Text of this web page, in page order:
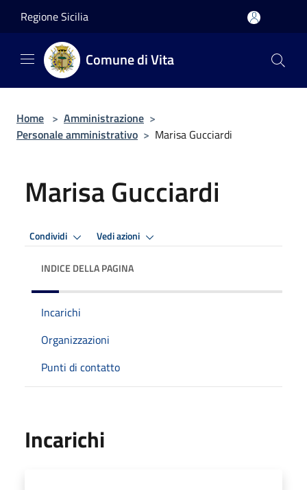
Regione Sicilia
Comune di Vita
Home > Amministrazione >
Personale amministrativo > Marisa Gucciardi
Marisa Gucciardi
Condividi Vedi azioni
INDICE DELLA PAGINA
Incarichi
Organizzazioni
Punti di contatto
Incarichi